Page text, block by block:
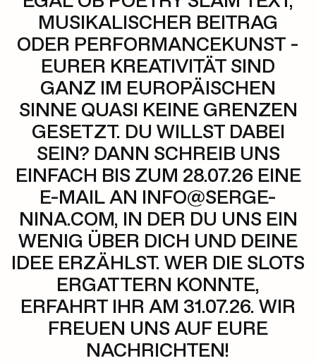
MUSIKALISCHER BEITRAG
ODER PERFORMANCEKUNST -
EURER KREATIVITÄT SIND
GANZ IM EUROPÄISCHEN
SINNE QUASI KEINE GRENZEN
GESETZT. DU WILLST DABEI
SEIN? DANN SCHREIB UNS
EINFACH BIS ZUM 28.07.26 EINE
E-MAIL AN INFO@SERGE-
NINA.COM, IN DER DU UNS EIN
WENIG ÜBER DICH UND DEINE
IDEE ERZÄHLST. WER DIE SLOTS
ERGATTERN KONNTE,
ERFAHRT IHR AM 31.07.26. WIR
FREUEN UNS AUF EURE
NACHRICHTEN!